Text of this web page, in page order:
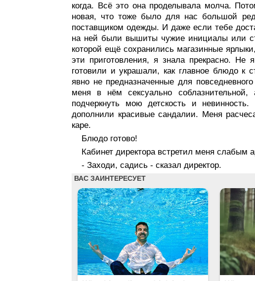
когда. Всё это она проделывала молча.
новая, что тоже было для нас большой
поставщиком одежды. И даже если тебе
на ней были вышиты чужие инициалы или
которой ещё сохранились магазинные
эти приготовления, я знала прекрасно.
готовили и украшали, как главное блюдо к
явно не предназначенные для
меня в нём сексуально
подчеркнуть мою детскость и
дополнили красивые сандалии. Меня
каре.
Блюдо готово!
Кабинет директора встретил меня слабым
- Заходи, садись - сказал директор.